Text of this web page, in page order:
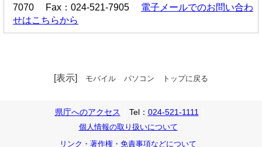
7070 Fax：024-521-7905 電子メールでのお問い合わ
せはこちらから
[表示] モバイル パソコン トップに戻る
県庁へのアクセス Tel： 024-521-1111
個人情報の取り扱いについて
リンク・著作権・免責事項などについて